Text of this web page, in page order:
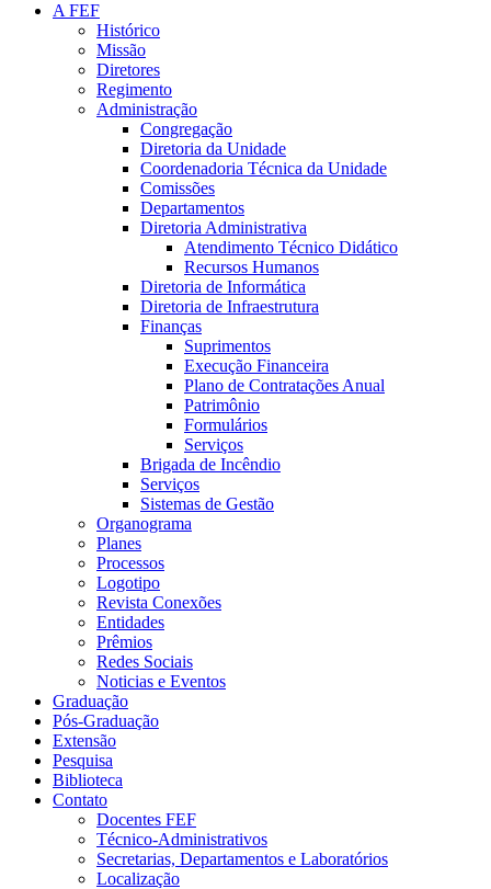
A FEF
Histórico
Missão
Diretores
Regimento
Administração
Congregação
Diretoria da Unidade
Coordenadoria Técnica da Unidade
Comissões
Departamentos
Diretoria Administrativa
Atendimento Técnico Didático
Recursos Humanos
Diretoria de Informática
Diretoria de Infraestrutura
Finanças
Suprimentos
Execução Financeira
Plano de Contratações Anual
Patrimônio
Formulários
Serviços
Brigada de Incêndio
Serviços
Sistemas de Gestão
Organograma
Planes
Processos
Logotipo
Revista Conexões
Entidades
Prêmios
Redes Sociais
Noticias e Eventos
Graduação
Pós-Graduação
Extensão
Pesquisa
Biblioteca
Contato
Docentes FEF
Técnico-Administrativos
Secretarias, Departamentos e Laboratórios
Localização